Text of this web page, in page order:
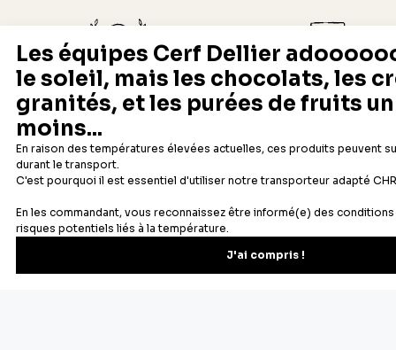
Depuis 1932
Fabricant français reconnu
Livraison rapide 24/48h
Offerte dès 69 € en point
Newsletter
Recevez les recettes, astuces et offres spéciales.